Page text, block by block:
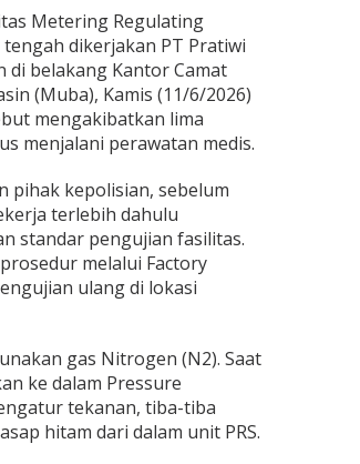
Metering Regulating
dikerjakan PT Pratiwi
di belakang Kantor Camat
(Muba), Kamis (11/6/2026)
mengakibatkan lima
menjalani perawatan medis.
pihak kepolisian, sebelum
terlebih dahulu
standar pengujian fasilitas.
melalui Factory
ulang di lokasi
gas Nitrogen (N2). Saat
ke dalam Pressure
tekanan, tiba-tiba
hitam dari dalam unit PRS.